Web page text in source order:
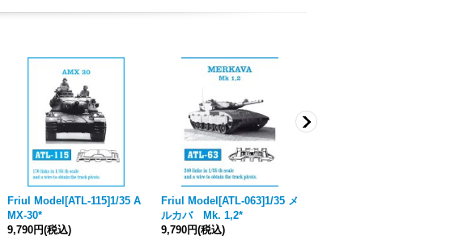
Friul Model[ATL-115]1/35 A
MX-30*
9,790円(税込)
Friul Model[ATL-063]1/35 メ
ルカバ Mk. 1,2*
9,790円(税込)